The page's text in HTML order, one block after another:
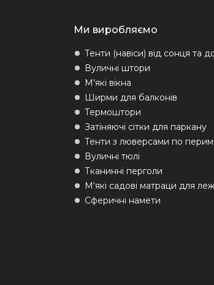
Ми виробляємо
Тенти (навіси) від сонця та
Вуличні штори
М'які вікна
Ширми для балконів
Термоштори
Затіняючі сітки для паркану
Тенти з люверсами по
Вуличні тюлі
Тканинні перголи
М'які садові матраци для
Сферичні намети